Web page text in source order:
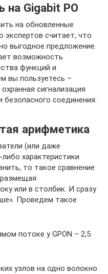
на Gigabit PO
на обновленные
экспертов считает, что
выгодное предложение.
возможность
функций и
вы пользуетесь –
сигнализация
соединения.
арифметика
(или даже
характеристики
то такое сравнение
или в столбик. И сразу
Проведем такое
потоке у GPON – 2,5
узлов на одно волокно